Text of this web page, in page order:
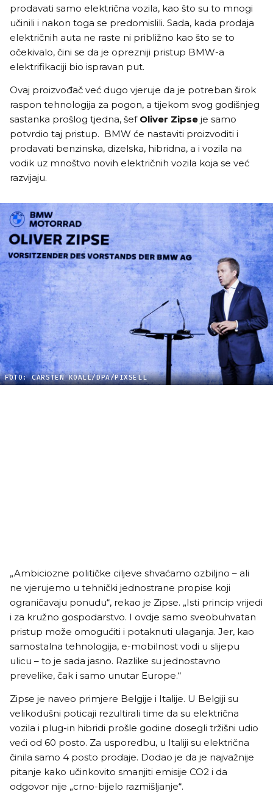
prodavati samo električna vozila, kao što su to mnogi
učinili i nakon toga se predomislili. Sada, kada prodaja
električnih auta ne raste ni približno kao što se to
očekivalo, čini se da je oprezniji pristup BMW-a
elektrifikaciji bio ispravan put.
Ovaj proizvođač već dugo vjeruje da je potreban širok
raspon tehnologija za pogon, a tijekom svog godišnjeg
sastanka prošlog tjedna, šef Oliver Zipse je samo
potvrdio taj pristup. BMW će nastaviti proizvoditi i
prodavati benzinska, dizelska, hibridna, a i vozila na
vodik uz mnoštvo novih električnih vozila koja se već
razvijaju.
FOTO: CARSTEN KOALL/DPA/PIXSELL
„Ambiciozne političke ciljeve shvaćamo ozbiljno – ali
ne vjerujemo u tehnički jednostrane propise koji
ograničavaju ponudu“, rekao je Zipse. „Isti princip vrijedi
i za kružno gospodarstvo. I ovdje samo sveobuhvatan
pristup može omogućiti i potaknuti ulaganja. Jer, kao
samostalna tehnologija, e-mobilnost vodi u slijepu
ulicu – to je sada jasno. Razlike su jednostavno
prevelike, čak i samo unutar Europe.“
Zipse je naveo primjere Belgije i Italije. U Belgiji su
velikodušni poticaji rezultirali time da su električna
vozila i plug-in hibridi prošle godine dosegli tržišni udio
veći od 60 posto. Za usporedbu, u Italiji su električna
činila samo 4 posto prodaje. Dodao je da je najvažnije
pitanje kako učinkovito smanjiti emisije CO2 i da
odgovor nije „crno-bijelo razmišljanje“.